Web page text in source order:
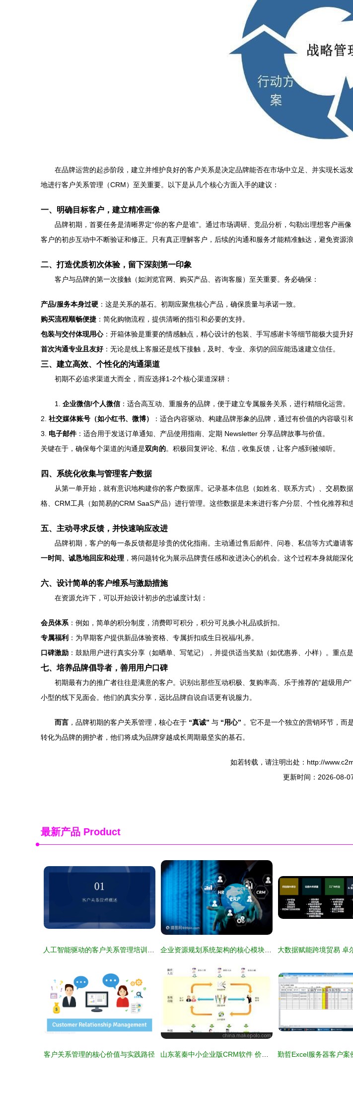
在品牌运营的起步阶段，建立并维护良好的客户关系是决定品牌能否在市场中立足、并实现长
地进行客户关系管理（CRM）至关重要。以下是从几个核心方面入手的建议：
一、明确目标客户，建立精准画像
品牌初期，首要任务是清晰界定“你的客户是谁”。通过市场调研、竞品分析，勾勒出理想客户
客户的初步互动中不断验证和修正。只有真正理解客户，后续的沟通和服务才能精准触达，避免资源浪
二、打造优质初次体验，留下深刻第一印象
客户与品牌的第一次接触（如浏览官网、购买产品、咨询客服）至关重要。务必确保：
产品/服务本身过硬 ：这是关系的基石。初期应聚焦核心产品，确保质量与承诺一致。
购买流程顺畅便捷 ：简化购物流程，提供清晰的指引和必要的支持。
包装与交付体现用心：开箱体验是重要的情感触点，精心设计的包装、手写感谢卡等细节能极大提升好
首次沟通专业且友好：无论是线上客服还是线下接触，及时、专业、亲切的回应能迅速建立信任。
三、建立高效、个性化的沟通渠道
初期不必追求渠道大而全，而应选择1-2个核心渠道深耕：
1. 企业微信/个人微信：适合高互动、重服务的品牌，便于建立专属服务关系，进行精细化运营。
2. 社交媒体账号（如小红书、微博）
：适合内容驱动、构建品牌形象的品牌，通过有价值的内容吸引和
3. 电子邮件：适合用于发送订单通知、产品使用指南、定期 Newsletter 分享品牌故事与价值。
关键在于，确保每个渠道的沟通是双向的。积极回复评论、私信，收集反馈，让客户感到被倾听。
四、系统化收集与管理客户数据
从第一单开始，就有意识地构建你的客户数据库。记录基本信息（如姓名、联系方式）、交易
格、CRM工具（如简易的CRM SaaS产品）进行管理。这些数据是未来进行客户分层、个性化推荐和
五、主动寻求反馈，并快速响应改进
品牌初期，客户的每一条反馈都是珍贵的优化指南。主动通过售后邮件、问卷、私信等方式邀
一时间、诚恳地回应和处理 ，将问题转化为展示品牌责任感和改进决心的机会。这个过程本身就能深化
六、设计简单的客户维系与激励措施
在资源允许下，可以开始设计初步的忠诚度计划：
会员体系 ：例如，简单的积分制度，消费即可积分，积分可兑换小礼品或折扣。
专属福利 ：为早期客户提供新品体验资格、专属折扣或生日祝福/礼券。
口碑激励 ：鼓励用户进行真实分享（如晒单、写笔记），并提供适当奖励（如优惠券、小样）。重点是
七、培养品牌倡导者，善用用户口碑
初期最有力的推广者往往是满意的客户。识别出那些互动积极、复购率高、乐于推荐的“超级用
小型的线下见面会。他们的真实分享，远比品牌自说自话更有说服力。
而言 ，品牌初期的客户关系管理，核心在于 “真诚” 与 “用心” 。它不是一个独立的营销环节，而
转化为品牌的拥护者，他们将成为品牌穿越成长周期最坚实的基石。
如若转载，请注明出处：http://
更新时间：2026-08-
最新产品 Product
客户关系管理的核心价值与实践路径